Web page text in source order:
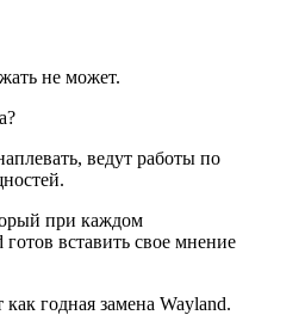
не может.
ведут работы по
при каждом
вставить свое мнение
годная замена Wayland.